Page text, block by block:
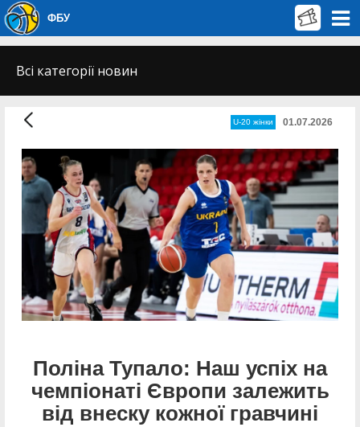
ФБУ
Всі категорії новин
U-20 жінки 01.07.2026
Поліна Тупало: Наш успіх на
чемпіонаті Європи залежить
від внеску кожної гравчині